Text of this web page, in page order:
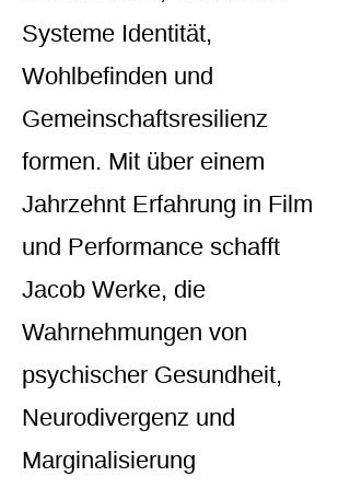
Systeme Identität,
Wohlbefinden und
Gemeinschaftsresilienz
formen. Mit über einem
Jahrzehnt Erfahrung in Film
und Performance schafft
Jacob Werke, die
Wahrnehmungen von
psychischer Gesundheit,
Neurodivergenz und
Marginalisierung